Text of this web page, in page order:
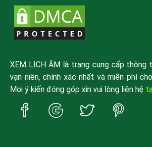
XEM LỊCH ÂM là trang cung cấp thông
vạn niên, chính xác nhất và miễn phí
Mọi ý kiến đóng góp xin vui lòng liên hệ
Trang
Facebook
Trang
Google
Trang
Twitter
Trang
Pinterest